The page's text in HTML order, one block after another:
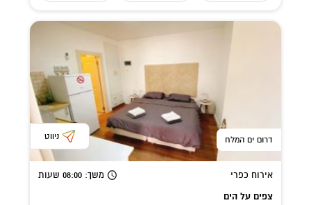
דרום ים המלח ניווט
אירוח כפרי משך: 08:00 שעות
צפים על הים